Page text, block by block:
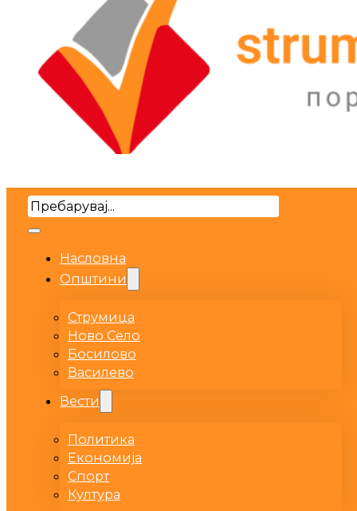
Search
Насловна
Општини
Струмица
Ново Село
Босилово
Василево
Вести
Политика
Економија
Спорт
Култура